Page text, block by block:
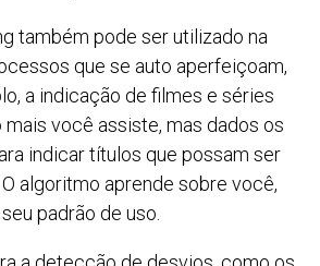
também pode ser utilizado na
que se auto aperfeiçoam,
a indicação de filmes e séries
mais você assiste, mas dados os
indicar títulos que possam ser
algoritmo aprende sobre você,
padrão de uso.